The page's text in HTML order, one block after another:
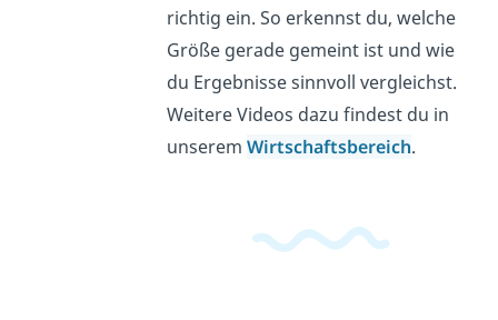
richtig ein. So erkennst du, welche
Größe gerade gemeint ist und wie
du Ergebnisse sinnvoll vergleichst.
Weitere Videos dazu findest du in
unserem Wirtschaftsbereich.